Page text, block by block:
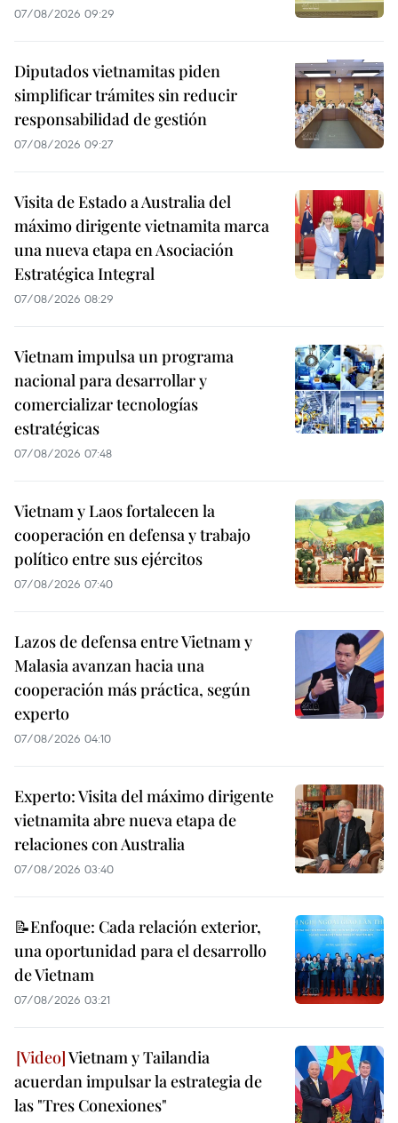
07/08/2026 09:29
Diputados vietnamitas piden
simplificar trámites sin reducir
responsabilidad de gestión
07/08/2026 09:27
Visita de Estado a Australia del
máximo dirigente vietnamita marca
una nueva etapa en Asociación
Estratégica Integral
07/08/2026 08:29
Vietnam impulsa un programa
nacional para desarrollar y
comercializar tecnologías
estratégicas
07/08/2026 07:48
Vietnam y Laos fortalecen la
cooperación en defensa y trabajo
político entre sus ejércitos
07/08/2026 07:40
Lazos de defensa entre Vietnam y
Malasia avanzan hacia una
cooperación más práctica, según
experto
07/08/2026 04:10
Experto: Visita del máximo dirigente
vietnamita abre nueva etapa de
relaciones con Australia
07/08/2026 03:40
📝Enfoque: Cada relación exterior,
una oportunidad para el desarrollo
de Vietnam
07/08/2026 03:21
Vietnam y Tailandia
acuerdan impulsar la estrategia de
las "Tres Conexiones"